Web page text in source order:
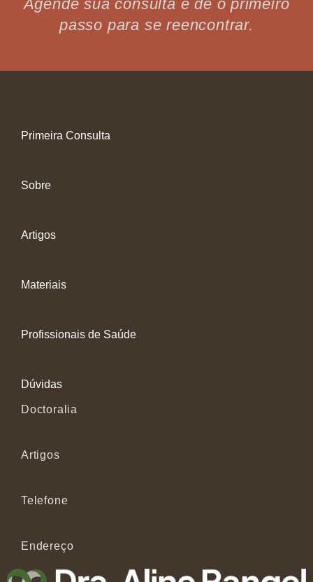
Agende sua consulta e dê o primeiro
passo para se reencontrar.
Primeira Consulta
Sobre
Artigos
Materiais
Profissionais de Saúde
Dúvidas
Doctoralia
Artigos
Telefone
Endereço